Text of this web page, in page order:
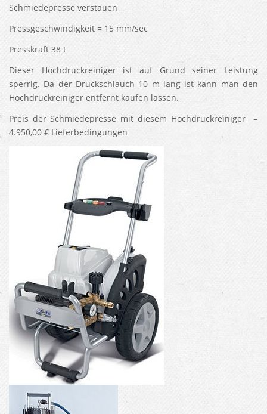
Schmiedepresse verstauen
Pressgeschwindigkeit = 15 mm/sec
Presskraft 38 t
Dieser Hochdruckreiniger ist auf Grund seiner Leistung
sperrig. Da der Druckschlauch 10 m lang ist kann man den
Hochdruckreiniger entfernt kaufen lassen.
Preis der Schmiedepresse mit diesem Hochdruckreiniger =
4.950,00 € Lieferbedingungen